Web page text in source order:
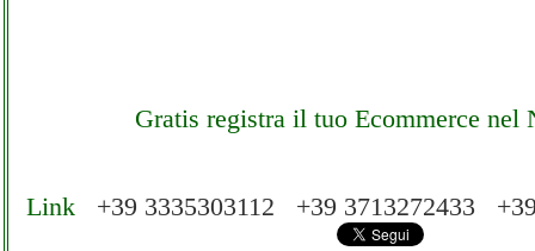
Gratis registra il tuo Ecommerce nel
Link+39 3335303112 +39 3713272433